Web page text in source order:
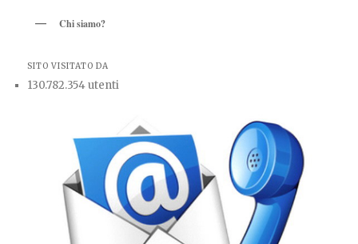
Chi siamo?
SITO VISITATO DA
130.782.354 utenti